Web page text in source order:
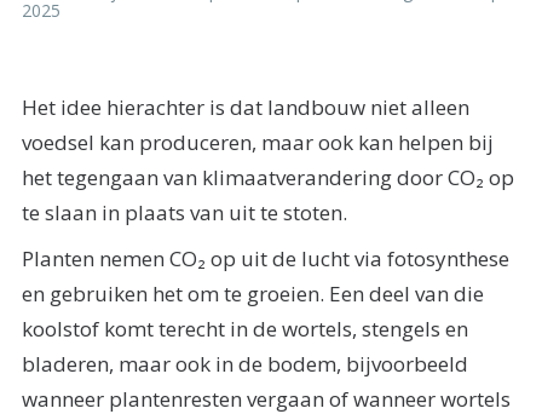
2025
Het idee hierachter is dat landbouw niet alleen
voedsel kan produceren, maar ook kan helpen bij
het tegengaan van klimaatverandering door CO₂ op
te slaan in plaats van uit te stoten.
Planten nemen CO₂ op uit de lucht via fotosynthese
en gebruiken het om te groeien. Een deel van die
koolstof komt terecht in de wortels, stengels en
bladeren, maar ook in de bodem, bijvoorbeeld
wanneer plantenresten vergaan of wanneer wortels